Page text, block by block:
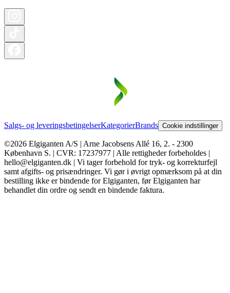
Salgs- og leveringsbetingelserKategorierBrands Cookie indstillinger
©2026 Elgiganten A/S | Arne Jacobsens Allé 16, 2. - 2300
København S. | CVR: 17237977 | Alle rettigheder forbeholdes |
hello@elgiganten.dk | Vi tager forbehold for tryk- og korrekturfejl
samt afgifts- og prisændringer. Vi gør i øvrigt opmærksom på at din
bestilling ikke er bindende for Elgiganten, før Elgiganten har
behandlet din ordre og sendt en bindende faktura.